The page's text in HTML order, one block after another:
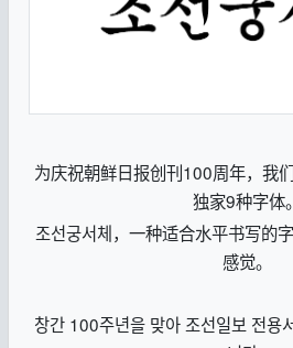
为庆祝朝鲜日报创刊100周年，我
独家9种字体。
조선궁서체，一种适合水平书写的
感觉。
창간 100주년을 맞아 조선일보 전용